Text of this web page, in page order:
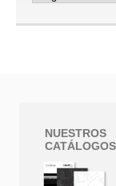
NUESTROS
CATÁLOGOS